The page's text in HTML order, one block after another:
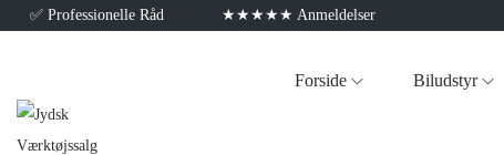
✅ Professionelle Råd ★★★★★ Anmeldelser
Forside Biludstyr